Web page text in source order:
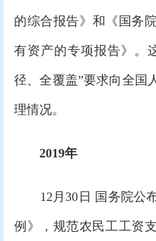
的综合报告》和《国务
有资产的专项报告》。
径、全覆盖”要求向全国
理情况。
2019年
12月30日 国务院公布
例》，规范农民工工资